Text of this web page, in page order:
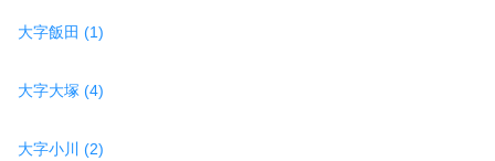
大字飯田 (1)
大字大塚 (4)
大字小川 (2)